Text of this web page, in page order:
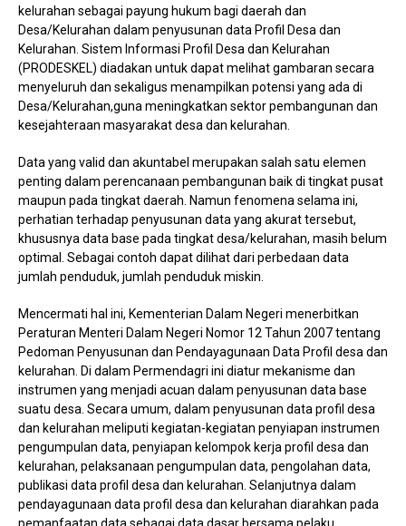
kelurahan sebagai payung hukum bagi daerah dan
Desa/Kelurahan dalam penyusunan data Profil Desa dan
Kelurahan. Sistem Informasi Profil Desa dan Kelurahan
(PRODESKEL) diadakan untuk dapat melihat gambaran secara
menyeluruh dan sekaligus menampilkan potensi yang ada di
Desa/Kelurahan,guna meningkatkan sektor pembangunan dan
kesejahteraan masyarakat desa dan kelurahan.
Data yang valid dan akuntabel merupakan salah satu elemen
penting dalam perencanaan pembangunan baik di tingkat pusat
maupun pada tingkat daerah. Namun fenomena selama ini,
perhatian terhadap penyusunan data yang akurat tersebut,
khususnya data base pada tingkat desa/kelurahan, masih belum
optimal. Sebagai contoh dapat dilihat dari perbedaan data
jumlah penduduk, jumlah penduduk miskin.
Mencermati hal ini, Kementerian Dalam Negeri menerbitkan
Peraturan Menteri Dalam Negeri Nomor 12 Tahun 2007 tentang
Pedoman Penyusunan dan Pendayagunaan Data Profil desa dan
kelurahan. Di dalam Permendagri ini diatur mekanisme dan
instrumen yang menjadi acuan dalam penyusunan data base
suatu desa. Secara umum, dalam penyusunan data profil desa
dan kelurahan meliputi kegiatan-kegiatan penyiapan instrumen
pengumpulan data, penyiapan kelompok kerja profil desa dan
kelurahan, pelaksanaan pengumpulan data, pengolahan data,
publikasi data profil desa dan kelurahan. Selanjutnya dalam
pendayagunaan data profil desa dan kelurahan diarahkan pada